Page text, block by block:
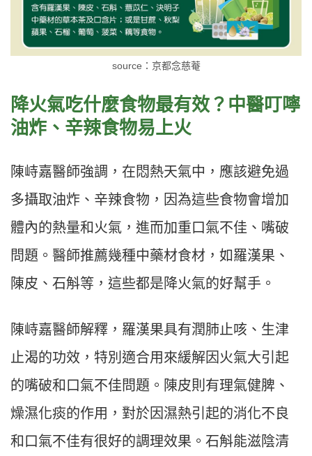
source：京都念慈菴
降火氣吃什麼食物最有效？中醫叮嚀
油炸、辛辣食物易上火
陳峙嘉醫師強調，在悶熱天氣中，應該避免過
多攝取油炸、辛辣食物，因為這些食物會增加
體內的熱量和火氣，進而加重口氣不佳、嘴破
問題。醫師推薦幾種中藥材食材，如羅漢果、
陳皮、石斛等，這些都是降火氣的好幫手。
陳峙嘉醫師解釋，羅漢果具有潤肺止咳、生津
止渴的功效，特別適合用來緩解因火氣大引起
的嘴破和口氣不佳問題。陳皮則有理氣健脾、
燥濕化痰的作用，對於因濕熱引起的消化不良
和口氣不佳有很好的調理效果。石斛能滋陰清